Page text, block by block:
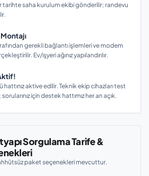
tarihte saha kurulum ekibi gönderilir; randevu
gerekli bağlantı işlemleri ve modem
Ev/işyeri ağınız yapılandırılır.
hattınız aktive edilir. Teknik ekip cihazları test
sorularınız için destek hattımız her an açık.
Sorgulama Tarife &
paket seçenekleri mevcuttur.